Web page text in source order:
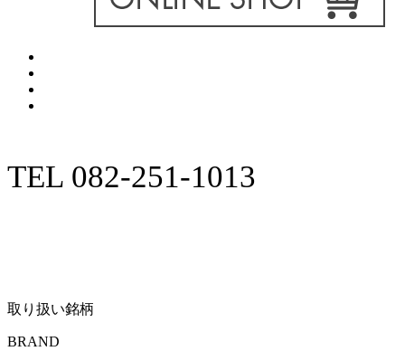
TEL 082-251-1013
取り扱い銘柄
BRAND